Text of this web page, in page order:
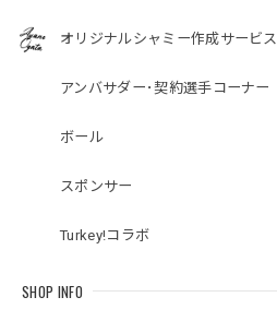
オリジナルシャミー作成サービス
アンバサダー･契約選手コーナー
ボール
スポンサー
Turkey!コラボ
SHOP INFO